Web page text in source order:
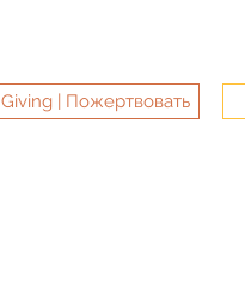
Giving | Пожертвовать